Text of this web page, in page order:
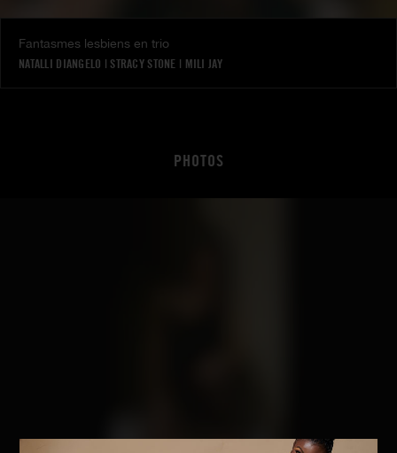
Fantasmes lesbiens en trio
NATALLI DIANGELO | STRACY STONE | MILI JAY
PHOTOS